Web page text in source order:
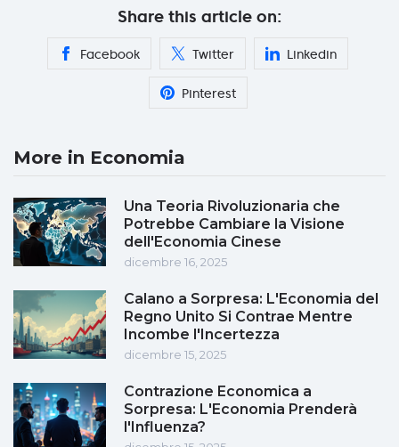
Share this article on:
Facebook Twitter Linkedin
Pinterest
More in Economia
Una Teoria Rivoluzionaria che
Potrebbe Cambiare la Visione
dell'Economia Cinese
dicembre 16, 2025
Calano a Sorpresa: L'Economia del
Regno Unito Si Contrae Mentre
Incombe l'Incertezza
dicembre 15, 2025
Contrazione Economica a
Sorpresa: L'Economia Prenderà
l'Influenza?